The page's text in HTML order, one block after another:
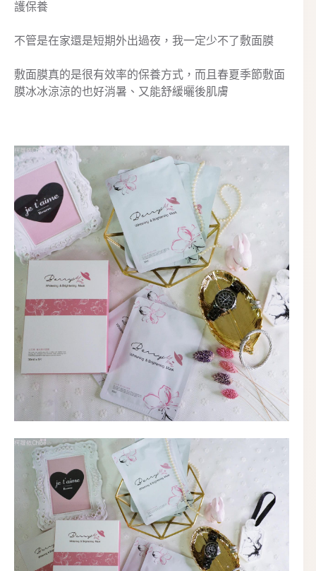
護保養
不管是在家還是短期外出過夜，我一定少不了敷面膜
敷面膜真的是很有效率的保養方式，而且春夏季節敷面
膜冰冰涼涼的也好消暑、又能舒緩曬後肌膚